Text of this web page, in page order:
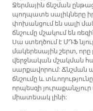
Ջերմային ճնշման
պողպատե սալիկները
փոխանցում են սալի
ճնշումը մշակում են
Սա ստեղծում է ՄԴՖ
մակերեսային շերտ,
վերջնական մշակման
սարքավորում: Ճնշման
ճնշումը և
որպեսզի
միատեսակ լինի: